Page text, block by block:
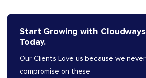
Start Growing with Cloudways
Today.
Our Clients Love us because we never
compromise on these